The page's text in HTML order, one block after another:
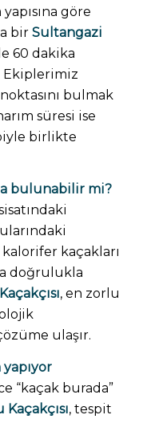
göre
bir Sultangazi
60 dakika
Ekiplerimiz
bulmak
süresi ise
birlikte
bulunabilir mi?
kalorifer kaçakları
doğrulukla
, en zorlu
ulaşır.
yapıyor
“kaçak burada”
, tespit